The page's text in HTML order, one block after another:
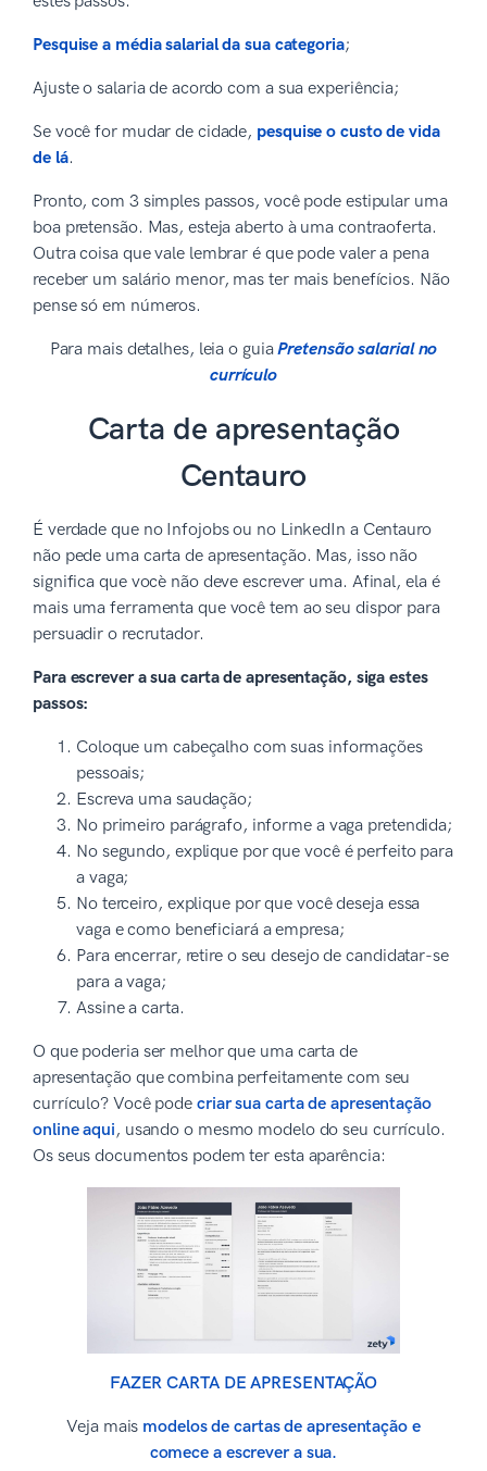
Pesquise a média salarial da sua categoria;
Ajuste o salaria de acordo com a sua experiência;
Se você for mudar de cidade, pesquise o custo de vida
de lá.
Pronto, com 3 simples passos, você pode estipular uma
boa pretensão. Mas, esteja aberto à uma contraoferta.
Outra coisa que vale lembrar é que pode valer a pena
receber um salário menor, mas ter mais benefícios. Não
pense só em números.
Para mais detalhes, leia o guiaPretensão salarial no
currículo
Carta de apresentação
Centauro
É verdade que no Infojobs ou no LinkedIn a Centauro
não pede uma carta de apresentação. Mas, isso não
significa que vocè não deve escrever uma. Afinal, ela é
mais uma ferramenta que você tem ao seu dispor para
persuadir o recrutador.
Para escrever a sua carta de apresentação, siga estes
passos:
Coloque um cabeçalho com suas informações
pessoais;
Escreva uma saudação;
No primeiro parágrafo, informe a vaga pretendida;
No segundo, explique por que você é perfeito para
a vaga;
No terceiro, explique por que você deseja essa
vaga e como beneficiará a empresa;
Para encerrar, retire o seu desejo de candidatar-se
para a vaga;
Assine a carta.
O que poderia ser melhor que uma carta de
apresentação que combina perfeitamente com seu
currículo? Você pode criar sua carta de apresentação
online aqui, usando o mesmo modelo do seu currículo.
Os seus documentos podem ter esta aparência:
FAZER CARTA DE APRESENTAÇÃO
Veja mais modelos de cartas de apresentação e
comece a escrever a sua.